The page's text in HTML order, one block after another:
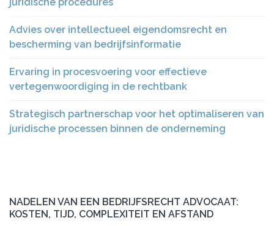
Advies over intellectueel eigendomsrecht en
bescherming van bedrijfsinformatie
Ervaring in procesvoering voor effectieve
vertegenwoordiging in de rechtbank
Strategisch partnerschap voor het optimaliseren van
juridische processen binnen de onderneming
NADELEN VAN EEN BEDRIJFSRECHT ADVOCAAT:
KOSTEN, TIJD, COMPLEXITEIT EN AFSTAND